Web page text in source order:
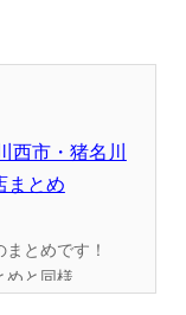
西市・猪名川
まとめ
とめです！
と同様...